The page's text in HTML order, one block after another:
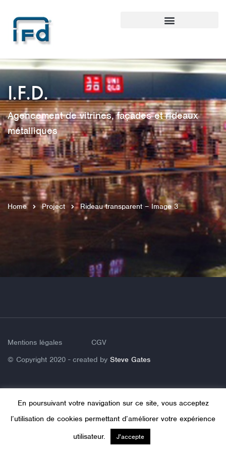
I.F.D.
Agencement de vitrines, façades et rideaux
métalliques
Home Project Rideau transparent – Image 3
Mentions légales
CGV
© Copyright 2020 - created by Steve Gates
En poursuivant votre navigation sur ce site, vous acceptez
l’utilisation de cookies permettant d’améliorer votre expérience
utilisateur.
J'accepte